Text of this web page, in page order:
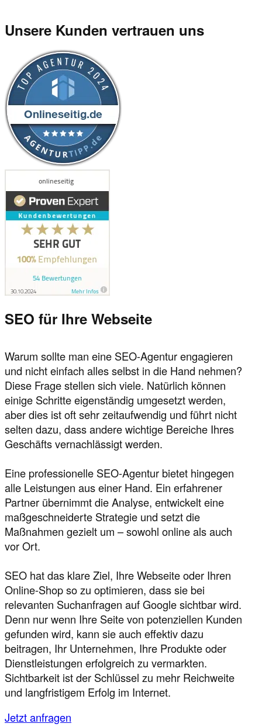
Unsere Kunden vertrauen uns
SEO für Ihre Webseite
Warum sollte man eine SEO-Agentur engagieren
und nicht einfach alles selbst in die Hand nehmen?
Diese Frage stellen sich viele. Natürlich können
einige Schritte eigenständig umgesetzt werden,
aber dies ist oft sehr zeitaufwendig und führt nicht
selten dazu, dass andere wichtige Bereiche Ihres
Geschäfts vernachlässigt werden.
Eine professionelle SEO-Agentur bietet hingegen
alle Leistungen aus einer Hand. Ein erfahrener
Partner übernimmt die Analyse, entwickelt eine
maßgeschneiderte Strategie und setzt die
Maßnahmen gezielt um – sowohl online als auch
vor Ort.
SEO hat das klare Ziel, Ihre Webseite oder Ihren
Online-Shop so zu optimieren, dass sie bei
relevanten Suchanfragen auf Google sichtbar wird.
Denn nur wenn Ihre Seite von potenziellen Kunden
gefunden wird, kann sie auch effektiv dazu
beitragen, Ihr Unternehmen, Ihre Produkte oder
Dienstleistungen erfolgreich zu vermarkten.
Sichtbarkeit ist der Schlüssel zu mehr Reichweite
und langfristigem Erfolg im Internet.
Jetzt anfragen